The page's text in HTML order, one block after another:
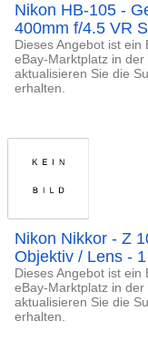
Nikon HB-105 -
400mm f/4.5 VR
Dieses Angebot ist ein
eBay-Marktplatz in
aktualisieren Sie die
erhalten.
Nikon Nikkor - Z
Objektiv / Lens -
Dieses Angebot ist ein
eBay-Marktplatz in
aktualisieren Sie die
erhalten.